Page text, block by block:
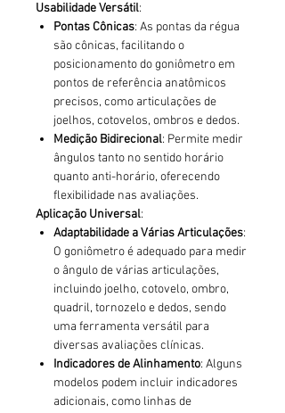
Usabilidade Versátil:
Pontas Cônicas: As pontas da régua
são cônicas, facilitando o
posicionamento do goniômetro em
pontos de referência anatômicos
precisos, como articulações de
joelhos, cotovelos, ombros e dedos.
Medição Bidirecional: Permite medir
ângulos tanto no sentido horário
quanto anti-horário, oferecendo
flexibilidade nas avaliações.
Aplicação Universal:
Adaptabilidade a Várias Articulações:
O goniômetro é adequado para medir
o ângulo de várias articulações,
incluindo joelho, cotovelo, ombro,
quadril, tornozelo e dedos, sendo
uma ferramenta versátil para
diversas avaliações clínicas.
Indicadores de Alinhamento: Alguns
modelos podem incluir indicadores
adicionais, como linhas de